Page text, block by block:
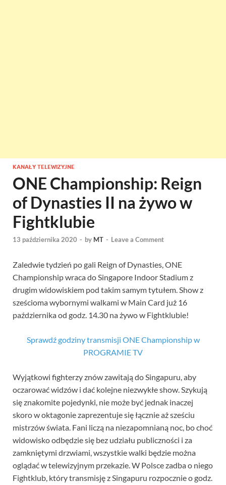
KANAŁY TELEWIZYJNE
ONE Championship: Reign
of Dynasties II na żywo w
Fightklubie
13 października 2020 - by MT - Leave a Comment
Zaledwie tydzień po gali Reign of Dynasties, ONE
Championship wraca do Singapore Indoor Stadium z
drugim widowiskiem pod takim samym tytułem. Show z
sześcioma wybornymi walkami w Main Card już 16
października od godz. 14.30 na żywo w Fightklubie!
Sprawdź godziny transmisji ONE Championship w
PROGRAMIE TV
Wyjątkowi fighterzy znów zawitają do Singapuru, aby
oczarować widzów i dać kolejne niezwykłe show. Szykują
się znakomite pojedynki, nie może być jednak inaczej
skoro w oktagonie zaprezentuje się łącznie aż sześciu
mistrzów świata. Fani liczą na niezapomnianą noc, bo choć
widowisko odbędzie się bez udziału publiczności i za
zamkniętymi drzwiami, wszystkie walki będzie można
oglądać w telewizyjnym przekazie. W Polsce zadba o niego
Fightklub, który transmisję z Singapuru rozpocznie o godz.